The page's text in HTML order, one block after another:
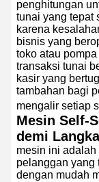
penghitungan
tunai yang tepat
karena
bisnis yang
toko atau
transaksi tunai
kasir yang
tambahan bagi
mengalir setiap
Mesin Self-
demi
mesin ini
pelanggan yang
dengan mudah